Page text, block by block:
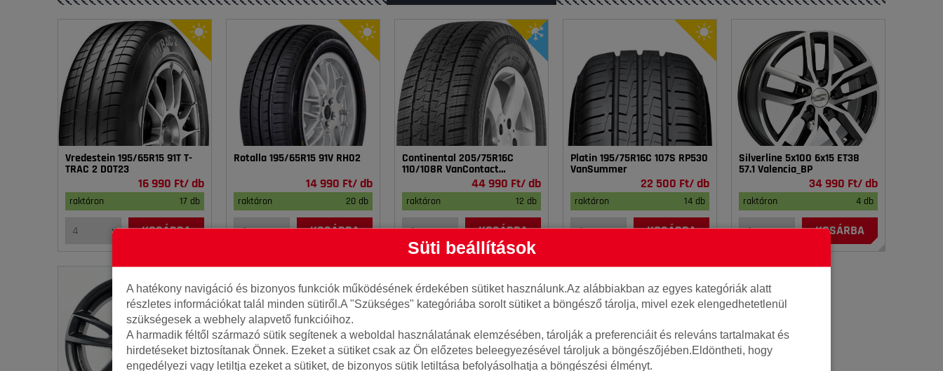
Vredestein 195/65R15 91T T-
TRAC 2 DOT23
16 990 Ft/ db
raktáron 17 db
KOSÁRBA
Rotalla 195/65R15 91V RH02
14 990 Ft/ db
raktáron 20 db
KOSÁRBA
Continental 205/75R16C
110/108R VanContact
44 990 Ft/ db
raktáron 12 db
KOSÁRBA
Platin 195/75R16C 107S RP530
VanSummer
22 500 Ft/ db
raktáron 14 db
KOSÁRBA
Silverline 5x100 6x15 ET38
57.1 Valencia_BP
34 990 Ft/ db
raktáron 4 db
KOSÁRBA
Süti beállítások
A hatékony navigáció és bizonyos funkciók működésének érdekében sütiket használunk.Az alábbiakban az egyes kategóriák alatt
részletes információkat talál minden sütiről.A "Szükséges" kategóriába sorolt sütiket a böngésző tárolja, mivel ezek elengedhetetlenül
szükségesek a webhely alapvető funkcióihoz.
A harmadik féltől származó sütik segítenek a weboldal használatának elemzésében, tárolják a preferenciáit és releváns tartalmakat és
hirdetéseket biztosítanak Önnek. Ezeket a sütiket csak az Ön előzetes beleegyezésével tároljuk a böngészőjében.Eldöntheti, hogy
engedélyezi vagy letiltja ezeket a sütiket, de bizonyos sütik letiltása befolyásolhatja a böngészési élményt.